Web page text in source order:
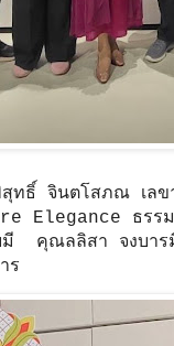
จินตโสภณ เลขา
Elegance ธร
คุณลลิสา จงบาร
ร